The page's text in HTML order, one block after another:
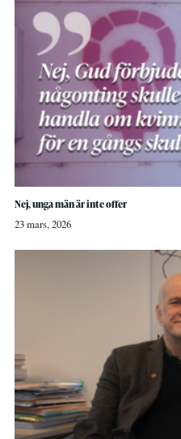
Nej, unga män är inte offer
23 mars, 2026